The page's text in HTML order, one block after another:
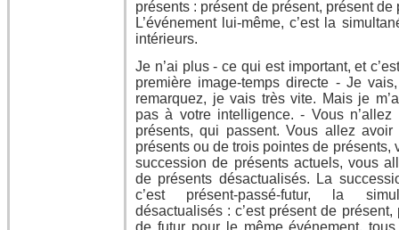
présents : présent de présent, présent de
L’événement lui-même, c’est la
intérieurs.
Je n’ai plus - ce qui est important, et
première image-temps directe - Je
remarquez, je vais très vite. Mais je
pas à votre intelligence. - Vous
présents, qui passent. Vous allez
présents ou de trois pointes de présents,
succession de présents actuels, vous
de présents désactualisés. La
c’est présent-passé-futur, la
désactualisés : c’est présent de
de futur pour le même événement,